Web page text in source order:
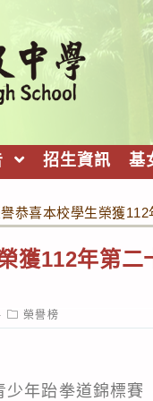
招生資訊 基
恭喜本校學生榮獲
獲112年第
Post
category:
榮譽榜
年跆拳道錦標賽